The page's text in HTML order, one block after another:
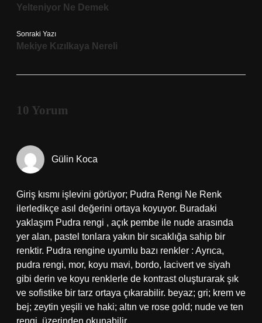
Yelteniyor Ne Demek
Sonraki Yazı
Mekiye Kızılkaya Nereli
10 Yorum
Gülin Koca
Giriş kısmı işlevini görüyor; Pudra Rengi Ne Renk
ilerledikçe asıl değerini ortaya koyuyor. Buradaki
yaklaşım Pudra rengi , açık pembe ile nude arasında
yer alan, pastel tonlara yakın bir sıcaklığa sahip bir
renktir. Pudra rengine uyumlu bazı renkler : Ayrıca,
pudra rengi, mor, koyu mavi, bordo, lacivert ve siyah
gibi derin ve koyu renklerle de kontrast oluşturarak şık
ve sofistike bir tarz ortaya çıkarabilir. beyaz; gri; krem ve
bej; zeytin yeşili ve haki; altın ve rose gold; nude ve ten
rengi. üzerinden okunabilir.